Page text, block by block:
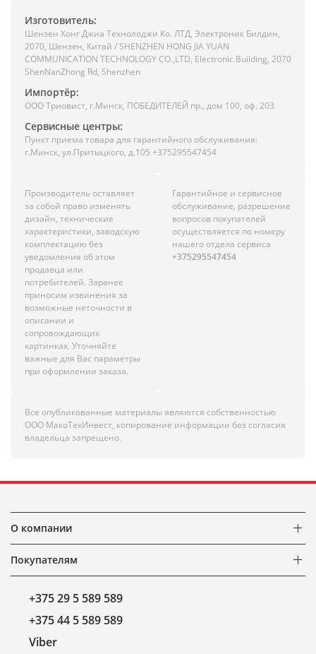
Изготовитель:
Шензен Хонг Джиа Технолоджи Ко. ЛТД, Электроник Билдин,
2070, Шензен, Китай / SHENZHEN HONG JIA YUAN
COMMUNICATION TECHNOLOGY CO.,LTD, Electronic Building, 2070
ShenNanZhong Rd, Shenzhen
Импортёр:
ООО Триовист, г.Минск, ПОБЕДИТЕЛЕЙ пр., дом 100, оф. 203
Сервисные центры:
Пункт приема товара для гарантийного обслуживания:
г.Минск, ул.Притыцкого, д.105 +375295547454
Производитель оставляет
за собой право изменять
дизайн, технические
характеристики, заводскую
комплектацию без
уведомления об этом
продавца или
потребителей. Заранее
приносим извинения за
возможные неточности в
описании и
сопровождающих
картинках. Уточняйте
важные для Вас параметры
при оформлении заказа.
Гарантийное и сервисное
обслуживание, разрешение
вопросов покупателей
осуществляется по номеру
нашего отдела сервиса
+375295547454
Все опубликованные материалы являются собственностью
ООО МакоТехИнвест, копирование информации без согласия
владельца запрещено.
О компании
Покупателям
+375 29 5 589 589
+375 44 5 589 589
Viber